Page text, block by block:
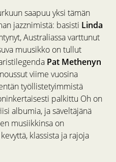
saapuu yksi tämän
jazznimistä: basisti Linda
Australiassa varttunut
muusikko on tullut
Pat Methenyn
viime vuosina
työllistetyimmistä
palkittu Oh on
albumia, ja säveltäjänä
musiikkinsa on
klassista ja rajoja